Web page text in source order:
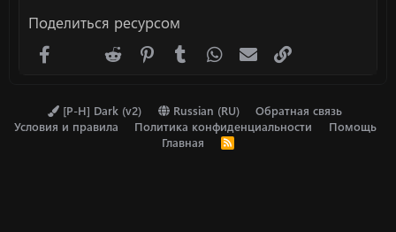
Поделиться ресурсом
FacebookX (Twitter)
Reddit PinterestTumblr WhatsAppЭлектронная почта
[P-H] Dark (v2) Russian (RU)
Обратная связь
Условия и правила
Политика конфиденциальности
Помощь
Главная
R